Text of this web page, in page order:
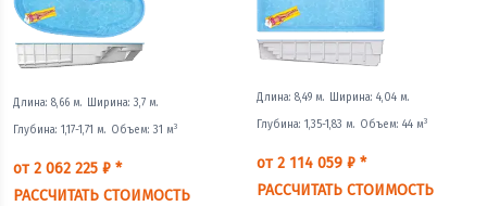
Длина: 8,66 м. Ширина: 3,7 м.
Глубина: 1,17-1,71 м. Объем: 31 м3
от 2 062 225 ₽ *
РАССЧИТАТЬ СТОИМОСТЬ
Длина: 8,49 м. Ширина: 4,04 м.
Глубина: 1,35-1,83 м. Объем: 44 м3
от 2 114 059 ₽ *
РАССЧИТАТЬ СТОИМОСТЬ